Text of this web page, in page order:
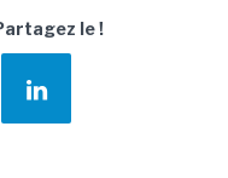
le !